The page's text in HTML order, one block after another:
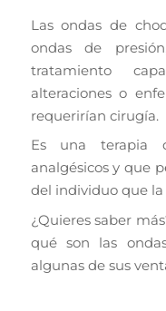
Las ondas de
ondas de
tratamiento
alteraciones o
requerirían cirugía.
Es una terapia
analgésicos y que
del individuo que la
¿Quieres saber
qué son las
algunas de sus